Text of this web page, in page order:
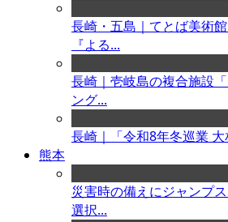
長崎・五島｜てとば美術
『よる...
長崎｜壱岐島の複合施設
ング...
長崎｜「令和8年冬巡業
熊本
災害時の備えにジャンプ
選択...